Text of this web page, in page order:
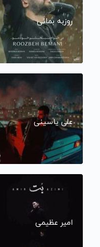
روزبه بمانی
علی یاسینی
امیر عظیمی